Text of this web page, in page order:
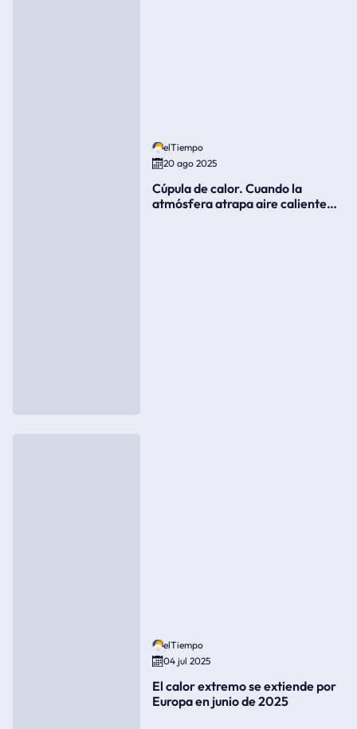
elTiempo
20 ago 2025
Cúpula de calor. Cuando la
atmósfera atrapa aire caliente
elTiempo
04 jul 2025
El calor extremo se extiende por
Europa en junio de 2025